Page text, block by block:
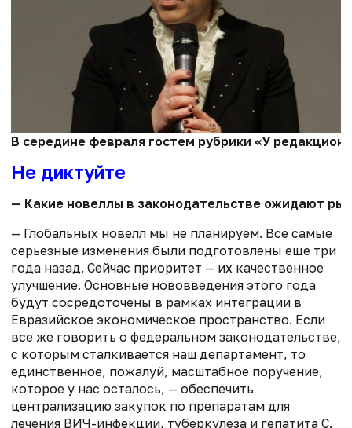
В середине февраля гостем рубрики «У
Не диктуйте
— Какие новеллы в законодательстве ожидают
— Глобальных новелл мы не планируем. Все самые
серьезные изменения были подготовлены еще три
года назад. Сейчас приоритет — их качественное
улучшение. Основные нововведения этого года
будут сосредоточены в рамках интеграции в
Евразийское экономическое пространство. Если
все же говорить о федеральном законодательстве,
с которым сталкивается наш департамент, то
единственное, пожалуй, масштабное поручение,
которое у нас осталось, — обеспечить
централизацию закупок по препаратам для
лечения ВИЧ-инфекции, туберкулеза и гепатита С.